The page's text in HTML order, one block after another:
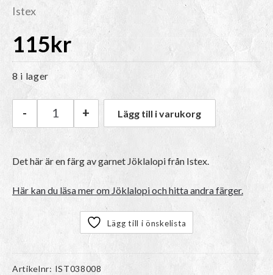
Istex
115kr
8 i lager
Istex Jöklalopi | 0086 Light Beige Heather
- + Lägg till i varukorg
Det här är en färg av garnet Jöklalopi från Istex.
Här kan du läsa mer om Jöklalopi och hitta andra färger.
Lägg till i önskelista
Artikelnr: IST038008